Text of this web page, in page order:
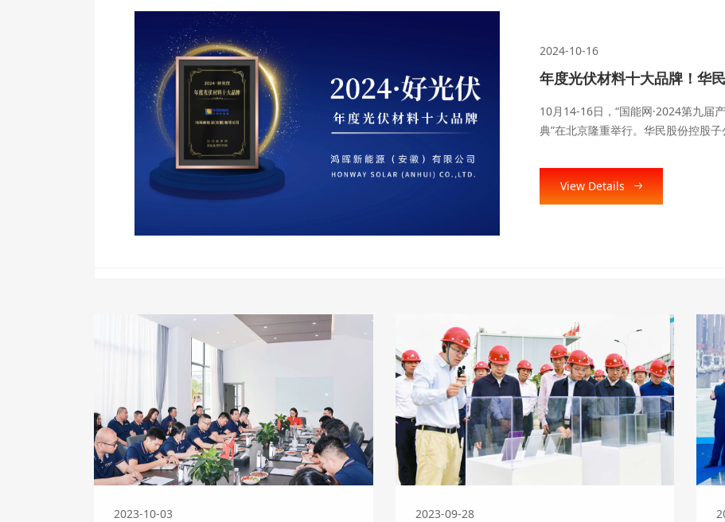
华民股份荣列2024全球光伏
在全球光伏产业提质发展的浪潮中，
能布局和优质高效产品，再获行业殊
片两大光伏专业制造项目，成功入选
阶段性成就，不仅进一步提升了华民
View Details
2024-08-21
华民股份聚焦绿色发展，助
华民股份聚焦绿色发展，助力打造零
2023-10-03 2023-09-28